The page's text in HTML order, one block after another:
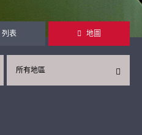
列表 地圖
所有地區